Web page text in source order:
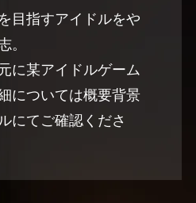
目指すアイドルをや
。
に某アイドルゲーム
については概要背景
にてご確認くださ